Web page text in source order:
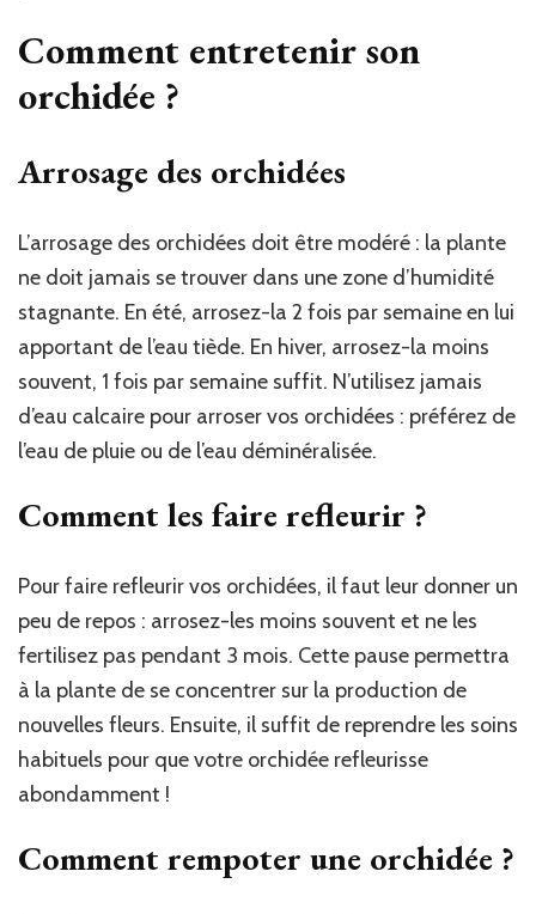
Comment entretenir son
orchidée ?
Arrosage des orchidées
L’arrosage des orchidées doit être modéré : la plante
ne doit jamais se trouver dans une zone d’humidité
stagnante. En été, arrosez-la 2 fois par semaine en lui
apportant de l’eau tiède. En hiver, arrosez-la moins
souvent, 1 fois par semaine suffit. N’utilisez jamais
d’eau calcaire pour arroser vos orchidées : préférez de
l’eau de pluie ou de l’eau déminéralisée.
Comment les faire refleurir ?
Pour faire refleurir vos orchidées, il faut leur donner un
peu de repos : arrosez-les moins souvent et ne les
fertilisez pas pendant 3 mois. Cette pause permettra
à la plante de se concentrer sur la production de
nouvelles fleurs. Ensuite, il suffit de reprendre les soins
habituels pour que votre orchidée refleurisse
abondamment !
Comment rempoter une orchidée ?